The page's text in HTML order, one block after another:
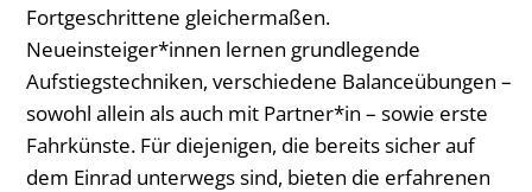
Fortgeschrittene gleichermaßen.
Neueinsteiger*innen lernen grundlegende
Aufstiegstechniken, verschiedene Balanceübungen –
sowohl allein als auch mit Partner*in – sowie erste
Fahrkünste. Für diejenigen, die bereits sicher auf
dem Einrad unterwegs sind, bieten die erfahrenen